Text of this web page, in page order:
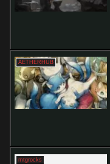
AETHERHUB
mtgrocks